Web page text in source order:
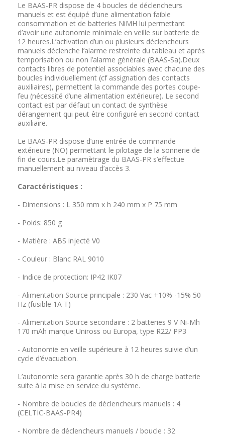
Le BAAS-PR dispose de 4 boucles de déclencheurs
manuels et est équipé d’une alimentation faible
consommation et de batteries NiMH lui permettant
d’avoir une autonomie minimale en veille sur batterie de
12 heures.L’activation d’un ou plusieurs déclencheurs
manuels déclenche l’alarme restreinte du tableau et après
temporisation ou non l’alarme générale (BAAS-Sa).Deux
contacts libres de potentiel associables avec chacune des
boucles individuellement (cf assignation des contacts
auxiliaires), permettent la commande des portes coupe-
feu (nécessité d’une alimentation extérieure). Le second
contact est par défaut un contact de synthèse
dérangement qui peut être configuré en second contact
auxiliaire.
Le BAAS-PR dispose d’une entrée de commande
extérieure (NO) permettant le pilotage de la sonnerie de
fin de cours.Le paramètrage du BAAS-PR s’effectue
manuellement au niveau d’accès 3.
Caractéristiques :
- Dimensions : L 350 mm x h 240 mm x P 75 mm
- Poids: 850 g
- Matière : ABS injecté V0
- Couleur : Blanc RAL 9010
- Indice de protection: IP42 IK07
- Alimentation Source principale : 230 Vac +10% -15% 50
Hz (fusible 1A T)
- Alimentation Source secondaire : 2 batteries 9 V Ni-Mh
170 mAh marque Uniross ou Europa, type R22/ PP3
- Autonomie en veille supérieure à 12 heures suivie d’un
cycle d’évacuation.
L’autonomie sera garantie après 30 h de charge batterie
suite à la mise en service du système.
- Nombre de boucles de déclencheurs manuels : 4
(CELTIC-BAAS-PR4)
- Nombre de déclencheurs manuels / boucle : 32